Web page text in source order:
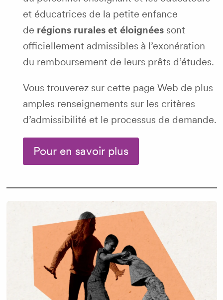
et éducatrices de la petite enfance
de régions rurales et éloignées sont
officiellement admissibles à l’exonération
du remboursement de leurs prêts d’études.
Vous trouverez sur cette page Web de plus
amples renseignements sur les critères
d’admissibilité et le processus de demande.
Pour en savoir plus